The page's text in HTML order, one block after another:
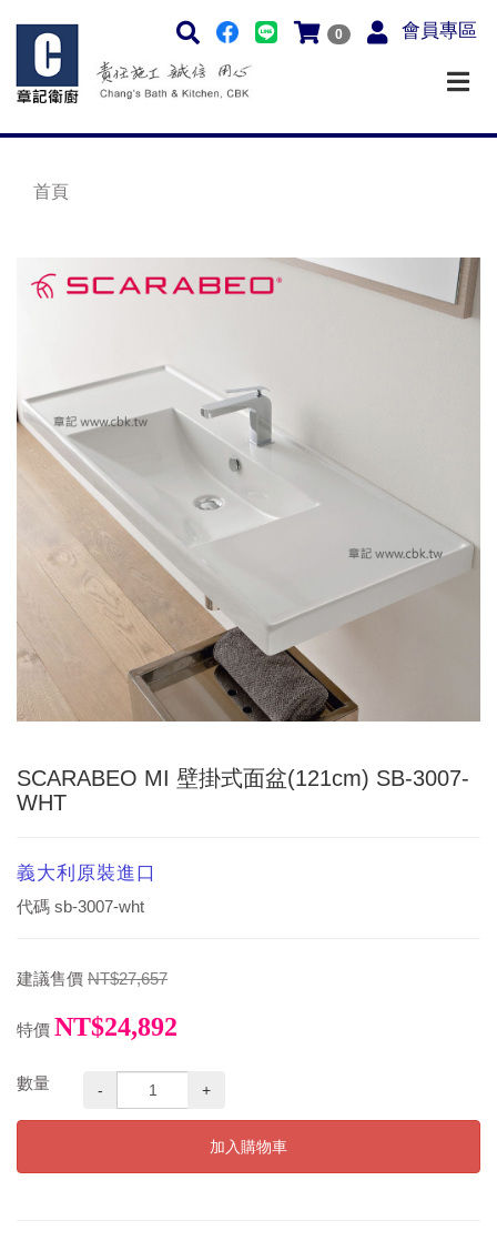
0 會員專區
首頁
SCARABEO MI 壁掛式面盆(121cm) SB-3007-
WHT
義大利原裝進口
代碼 sb-3007-wht
建議售價 NT$27,657
特價 NT$24,892
數量 - +
加入購物車